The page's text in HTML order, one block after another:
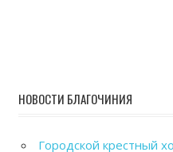
НОВОСТИ БЛАГОЧИНИЯ
Городской крестный